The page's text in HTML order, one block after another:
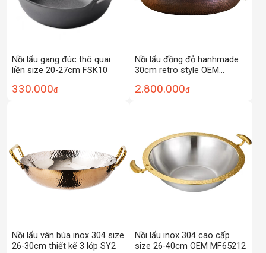
Nồi lẩu gang đúc thô quai
liền size 20-27cm FSK10
330.000đ
Nồi lẩu đồng đỏ hanhmade
30cm retro style OEM
2.800.000đ
Nồi lẩu vân búa inox 304 size
26-30cm thiết kế 3 lớp SY2
Nồi lẩu inox 304 cao cấp
size 26-40cm OEM MF65212